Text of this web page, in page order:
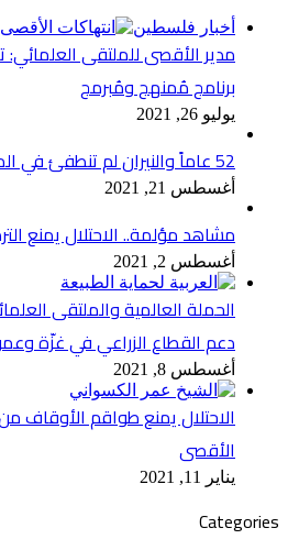
أخبار فلسطين
مدير الأقصى للملتقى
برنامج مُمنهج ومُبرمج
يوليو 26, 2021
52 عاماً والنيران لم تنطفئ في المسجد الأقصى المبارك
أغسطس 21, 2021
مشاهد مؤلمة.. الاحتلال يمنع
أغسطس 2, 2021
الحملة العالمية والملتقى
دعم القطاع الزراعي في غزّة
أغسطس 8, 2021
الاحتلال يمنع طواقم الأوقاف
الأقصى
يناير 11, 2021
Categories